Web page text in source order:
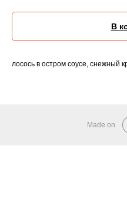
В
лосось в остром соусе, снежный
Made on